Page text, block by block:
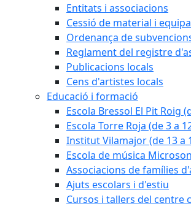
Entitats i associacions
Cessió de material i
Ordenança de
Reglament del registre
Publicacions locals
Cens d'artistes locals
Educació i formació
Escola Bressol El Pit Roig
Escola Torre Roja (de 3 a
Institut Vilamajor (de 13 a
Escola de música
Associacions de famílies
Ajuts escolars i d'estiu
Cursos i tallers del centre